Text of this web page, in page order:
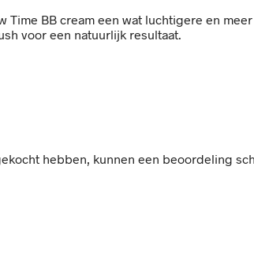
Time BB cream een wat luchtigere en
voor een natuurlijk resultaat.
hebben, kunnen een beoordeling